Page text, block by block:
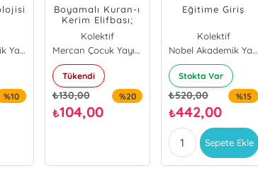
Nobel Akademik Yayıncılık
%10
Boyamalı Kuran-ı
Kerim Elifbası;
Elifba - Namaz
Duaları - Namaz
Sureleri İlaveli
Kolektif
Mercan Çocuk Yayınları
Tükendi
₺130,00
₺104,00
%20
Eğitime Giriş
Kolektif
Nobel Akademik Yayıncılık
Stokta Var
₺520,00
₺442,00
%15
Sepete Ekle